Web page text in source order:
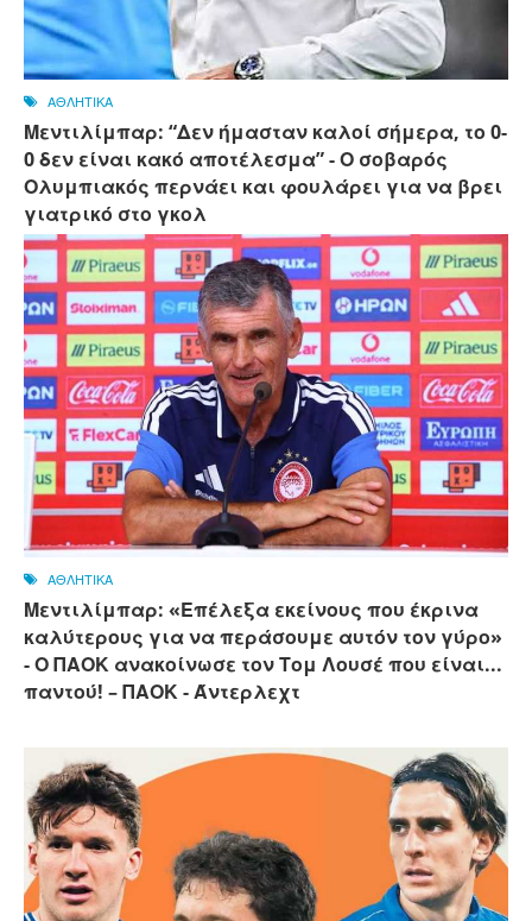
ΑΘΛΗΤΙΚΑ
Μεντιλίμπαρ: “Δεν ήμασταν καλοί σήμερα, το 0-
0 δεν είναι κακό αποτέλεσμα” - Ο σοβαρός
Ολυμπιακός περνάει και φουλάρει για να βρει
γιατρικό στο γκολ
ΑΘΛΗΤΙΚΑ
Μεντιλίμπαρ: «Επέλεξα εκείνους που έκρινα
καλύτερους για να περάσουμε αυτόν τον γύρο»
- Ο ΠΑΟΚ ανακοίνωσε τον Τομ Λουσέ που είναι...
παντού! – ΠΑΟΚ - Άντερλεχτ